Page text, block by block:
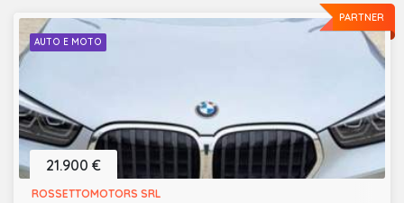
PARTNER
AUTO E MOTO
21.900 €
ROSSETTOMOTORS SRL